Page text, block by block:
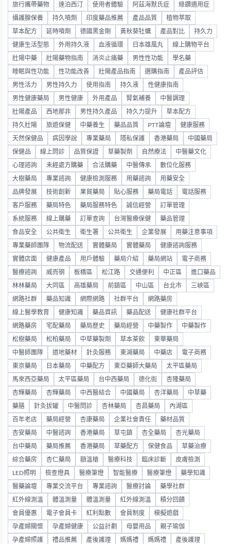
旅行攜帶藥物 達泊西汀 使用者體驗 阿茲海默氏症 綠鑽適用症
攝護腺保養 持久噴劑 印度藥品推薦 產品品質 植物萃取
草本配方 延時噴劑 德國黑金剛 黃秋葵牡蠣 產品對比 持久力
健康生活型態 外用持久液 血液循環 日本雄風丸 線上購物平台
壯陽中藥 壯陽藥物指南 消炎止痛藥 男性性功能 學名藥
睡眠與性功能 性功能改善 壯陽產品指南 選購指南 產品評估
男性活力 男性持久力 使用指南 持久液 性健康指南
男性健康藥局 男性健康 外用產品 腎氣補養 中醫調理
壯陽產品 西地那非 男性持久產品 持久力提升 草本配方
持久壯陽 旅遊保健 中藥養生 藥品品質 PTT論壇 健康服務
天然保健品 病因學說 專業藥局 隱私保護 香港藥局 中國藥局
保健品 線上問診 品質保證 草藥製劑 自然療法 中醫藥文化
心理諮詢 未經處方購藥 合法購藥 中醫傳承 數位化服務
大樹藥局 專業諮詢 健康檢測服務 用藥諮詢 用藥安全
品牌發展 技術創新 果貿藥局 貼心服務 藥局電話 電話服務
客戶服務 藥局特色 藥局服務特色 誠信經營 訂單管理
系統服務 線上購藥 訂單查詢 台灣醫療保健 藥品管理
食品安全 公共衛生 衛生署 公共衛生 企業發展 用藥注意事項
專業藥師團隊 物流配送 實體藥局 實體藥局 健康諮詢服務
實體店面 健康產品 用戶體驗 藥局介紹 藥局網站 電子商務
醫療諮詢 威而钢 板橋區 松江路 交通便利 中正區 進口藥品
林林藥局 大同區 高雄藥局 前鎮區 中山區 台北市 三峽區
網路社群 藥品知識 網際網路 社群平台 網路藥房
線上醫學教育 健康知識 藥品資訊 藥品配送 健康社群平台
網路藥房 宅配藥局 藥局歷史 藥局經營 中藥製作 中藥製作
松樹藥局 松柏藥局 中草藥製劑 草本茶飲 東華藥局
中醫師團隊 道地藥材 針灸服務 東湖藥局 中藥店 電子商務
東京藥局 日本藥局 中藥配方 東亞藥師大藥局 太平區藥局
馬來西亞藥局 太平區藥局 台中西藥局 德化街 杏隆藥局
杏輝藥局 杏輝藥局 中西醫結合 中國藥局 杏洋藥局 中草藥
藥膳 針灸拔罐 中醫問診 杏林藥局 杏昌藥局 內湖區
百年老店 藥局經營 杏康藥局 企業社會責任 藥材品質
杏安藥局 中醫諮詢 香港藥局 草屯鎮 杏全藥局 杏光藥局
台中藥局 藥局推薦 香港藥局 草藥配方 保健食品 草藥治療
綜合藥房 杏仁藥局 額溫槍 醫療科技 臨床診斷 皮膚檢測
LED照明 檢查燈具 醫療筆燈 智能醫療 醫療筆燈 藥學知識
醫藥論壇 專業交流平台 專業諮詢 醫療討論 藥學社群
紅外線測溫 體溫測量 體溫測量 紅外線測溫 積分回饋
會員優惠 電子會員卡 紅利點數 會員制度 模擬遊戲
孕產婦關懷 孕產婦健康 公益計劃 母嬰用品 親子瑜伽
孕產婦照護 禮品推薦 產後護理 媽媽禮 媽媽禮 產後護理